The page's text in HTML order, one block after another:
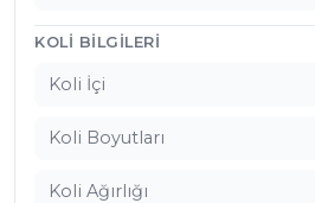
KOLI BILGILERI
Koli İçi
Koli Boyutları
Koli Ağırlığı